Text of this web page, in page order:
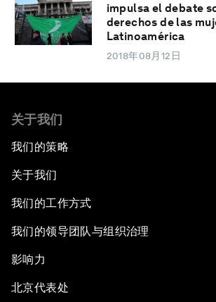
impulsa el debate
derechos de las
Latinoamérica
2018年08月12日
关于我们
我们的策略
关于我们
我们的工作方式
我们的领导团队与组织治理
影响力
北京代表处